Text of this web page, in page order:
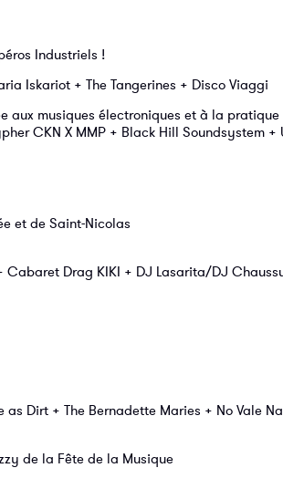
Industriels !
Iskariot + The Tangerines + Disco Viaggi
aux musiques électroniques et à la
CKN X MMP + Black Hill Soundsystem
et de Saint-Nicolas
Cabaret Drag KIKI + DJ Lasarita/DJ
as Dirt + The Bernadette Maries + No Vale
de la Fête de la Musique